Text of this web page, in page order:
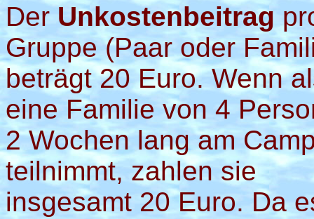
Der Unkostenbeitrag
Gruppe (Paar oder
beträgt 20 Euro. Wenn
eine Familie von 4
2 Wochen lang am
teilnimmt, zahlen sie
insgesamt 20 Euro. Da